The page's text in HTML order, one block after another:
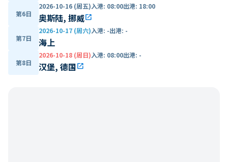
第6日
2026-10-16 (周五)入港: 08:00出港: 18:00
奥斯陆, 挪威open_in_new
第7日
2026-10-17 (周六)入港: -出港: -
海上
第8日
2026-10-18 (周日)入港: 08:00出港: -
汉堡, 德国open_in_new